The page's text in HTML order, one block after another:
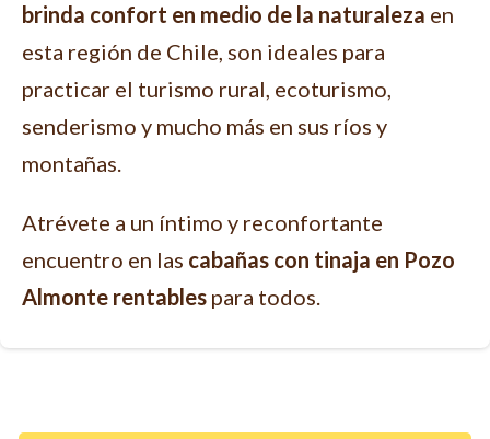
brinda confort en medio de la naturaleza en
esta región de Chile, son ideales para
practicar el turismo rural, ecoturismo,
senderismo y mucho más en sus ríos y
montañas.
Atrévete a un íntimo y reconfortante
encuentro en las cabañas con tinaja en Pozo
Almonte rentables para todos.